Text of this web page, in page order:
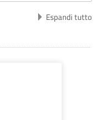
Espandi tutto